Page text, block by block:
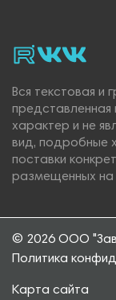
rutubevk_video.
Vk.
Вся текстовая и
представленная
характер и не
вид, подробные
поставки
размещенных на
© 2026 ООО
Политика
Карта сайта